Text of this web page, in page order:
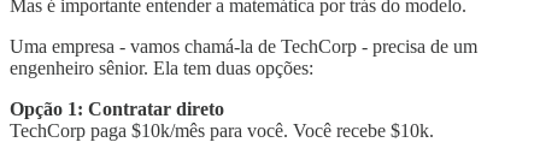
Mas é importante entender a matemática por trás do modelo.
Uma empresa - vamos chamá-la de TechCorp - precisa de um
engenheiro sênior. Ela tem duas opções:
Opção 1: Contratar direto
TechCorp paga $10k/mês para você. Você recebe $10k.